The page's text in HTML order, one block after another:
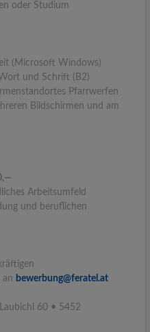
oder Studium
(Microsoft Windows)
und Schrift (B2)
Pfarrwerfen
Bildschirmen und am
Arbeitsumfeld
und beruflichen
an bewerbung@feratel.at
60 • 5452